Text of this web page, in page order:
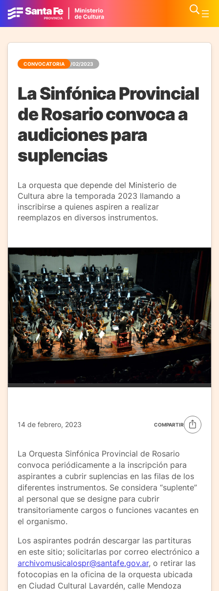
CONVOCATORIA 14/02/2023
La Sinfónica Provincial
de Rosario convoca a
audiciones para
suplencias
La orquesta que depende del Ministerio de
Cultura abre la temporada 2023 llamando a
inscribirse a quienes aspiren a realizar
reemplazos en diversos instrumentos.
14 de febrero, 2023 COMPARTIR
La Orquesta Sinfónica Provincial de Rosario
convoca periódicamente a la inscripción para
aspirantes a cubrir suplencias en las filas de los
diferentes instrumentos. Se considera “suplente”
al personal que se designe para cubrir
transitoriamente cargos o funciones vacantes en
el organismo.
Los aspirantes podrán descargar las partituras
en este sitio; solicitarlas por correo electrónico a
archivomusicalospr@santafe.gov.ar, o retirar las
fotocopias en la oficina de la orquesta ubicada
en Ciudad Cultural Lavardén, calle Mendoza